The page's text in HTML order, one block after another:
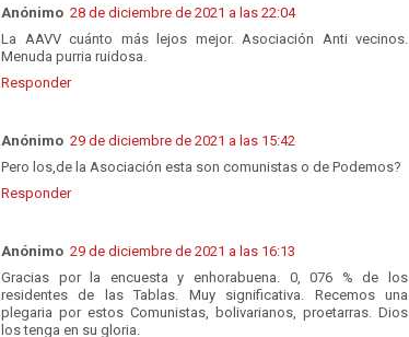
Anónimo 28 de diciembre de 2021 a las 22:04
La AAVV cuánto más lejos mejor. Asociación Anti vecinos.
Menuda purria ruidosa.
Responder
Anónimo 29 de diciembre de 2021 a las 15:42
Pero los,de la Asociación esta son comunistas o de Podemos?
Responder
Anónimo 29 de diciembre de 2021 a las 16:13
Gracias por la encuesta y enhorabuena. 0, 076 % de los
residentes de las Tablas. Muy significativa. Recemos una
plegaria por estos Comunistas, bolivarianos, proetarras. Dios
los tenga en su gloria.